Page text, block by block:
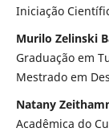
Iniciação
Murilo Zelinski
Graduação em
Mestrado em
Natany
Acadêmica do